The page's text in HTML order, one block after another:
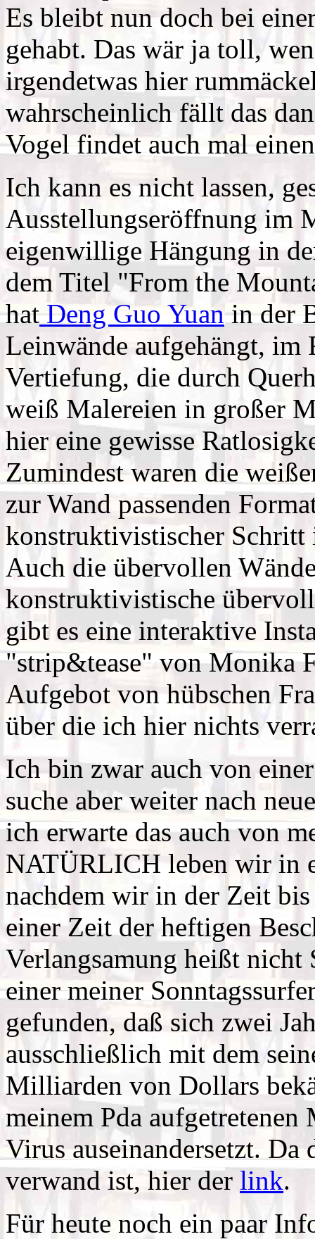
Es bleibt nun doch bei
gehabt. Das wär ja toll,
irgendetwas hier
wahrscheinlich fällt das
Vogel findet auch mal
Ich kann es nicht lassen,
Ausstellungseröffnung im
eigenwillige Hängung in
dem Titel "From the
hatDeng Guo Yuanin der
Leinwände aufgehängt, im
Vertiefung, die durch
weiß Malereien in großer
hier eine gewisse
Zumindest waren die
zur Wand passenden
konstruktivistischer Schritt
Auch die übervollen
konstruktivistische
gibt es eine interaktive
"strip&tease" von Monika
Aufgebot von hübschen
über die ich hier nichts
Ich bin zwar auch von
suche aber weiter nach
ich erwarte das auch von
NATÜRLICH leben wir in
nachdem wir in der Zeit
einer Zeit der heftigen
Verlangsamung heißt
einer meiner
gefunden, daß sich zwei
ausschließlich mit dem
Milliarden von Dollars
meinem Pda
Virus auseinandersetzt.
verwand ist, hier der link.
Für heute noch ein paar